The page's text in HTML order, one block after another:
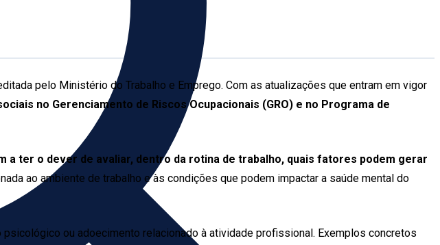
pelo Ministério do Trabalho e Emprego. Com as atualizações que entram em vigor
no Gerenciamento de Riscos Ocupacionais (GRO) e no Programa de
a ter o dever de avaliar, dentro da rotina de trabalho, quais fatores podem gerar
ao ambiente de trabalho e às condições que podem impactar a saúde mental do
ou adoecimento relacionado à atividade profissional. Exemplos concretos